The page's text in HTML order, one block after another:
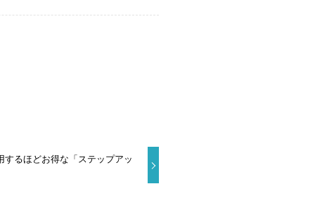
するほどお得な「ステップアッ